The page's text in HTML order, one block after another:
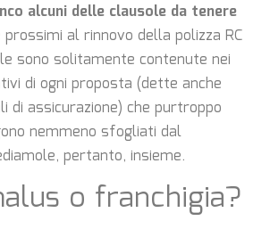
alcuni delle clausole da tenere
al rinnovo della polizza RC
sono solitamente contenute nei
di ogni proposta (dette anche
di assicurazione) che purtroppo
nemmeno sfogliati dal
pertanto, insieme.
o franchigia?